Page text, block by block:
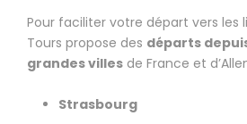
Pour faciliter votre départ vers les
Tours propose des départs
grandes villes de France et
Strasbourg